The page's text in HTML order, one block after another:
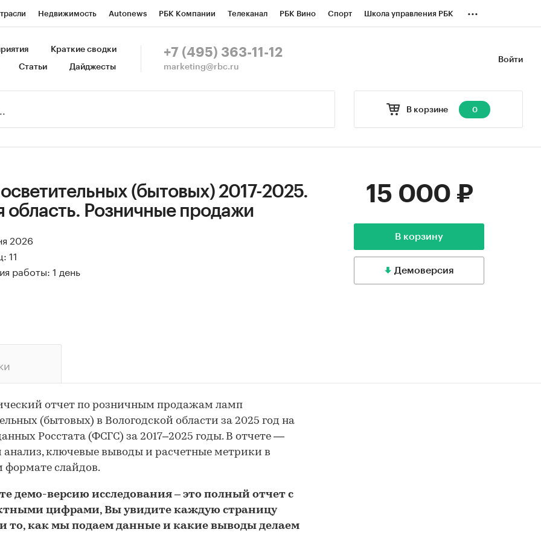
Недвижимость Autonews РБК Компании Телеканал РБК Вино Спорт Школа управления РБК
Спецпроекты СПб Конференции СПб Спецпроекты
...
Войти
Краткие сводки
Статьи Дайджесты
+7 (495) 363-11-12
marketing@rbc.ru
В корзине 0
(бытовых) 2017-2025.
область. Розничные продажи
2026
11
работы: 1 день
15 000 ₽
В корзину
Демоверсия
отчет по розничным продажам ламп
(бытовых) в Вологодской области за 2025 год на
Росстата (ФСГС) за 2017–2025 годы. В отчете —
анализ, ключевые выводы и расчетные метрики в
формате слайдов.
демо-версию исследования – это полный отчет с
цифрами, Вы увидите каждую страницу
то, как мы подаем данные и какие выводы делаем